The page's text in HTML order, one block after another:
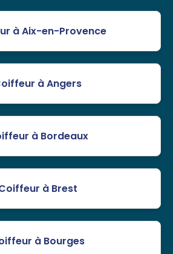
à Aix-en-Provence
à Angers
à Bordeaux
à Brest
à Bourges